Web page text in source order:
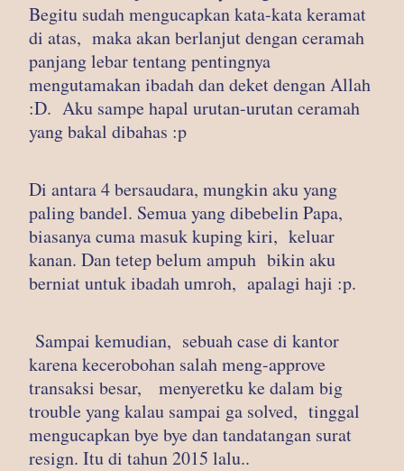
Begitu sudah mengucapkan kata-kata keramat
di atas, maka akan berlanjut dengan ceramah
panjang lebar tentang pentingnya
mengutamakan ibadah dan deket dengan Allah
:D. Aku sampe hapal urutan-urutan ceramah
yang bakal dibahas :p
Di antara 4 bersaudara, mungkin aku yang
paling bandel. Semua yang dibebelin Papa,
biasanya cuma masuk kuping kiri, keluar
kanan. Dan tetep belum ampuh bikin aku
berniat untuk ibadah umroh, apalagi haji :p.
Sampai kemudian, sebuah case di kantor
karena kecerobohan salah meng-approve
transaksi besar, menyeretku ke dalam big
trouble yang kalau sampai ga solved, tinggal
mengucapkan bye bye dan tandatangan surat
resign. Itu di tahun 2015 lalu..